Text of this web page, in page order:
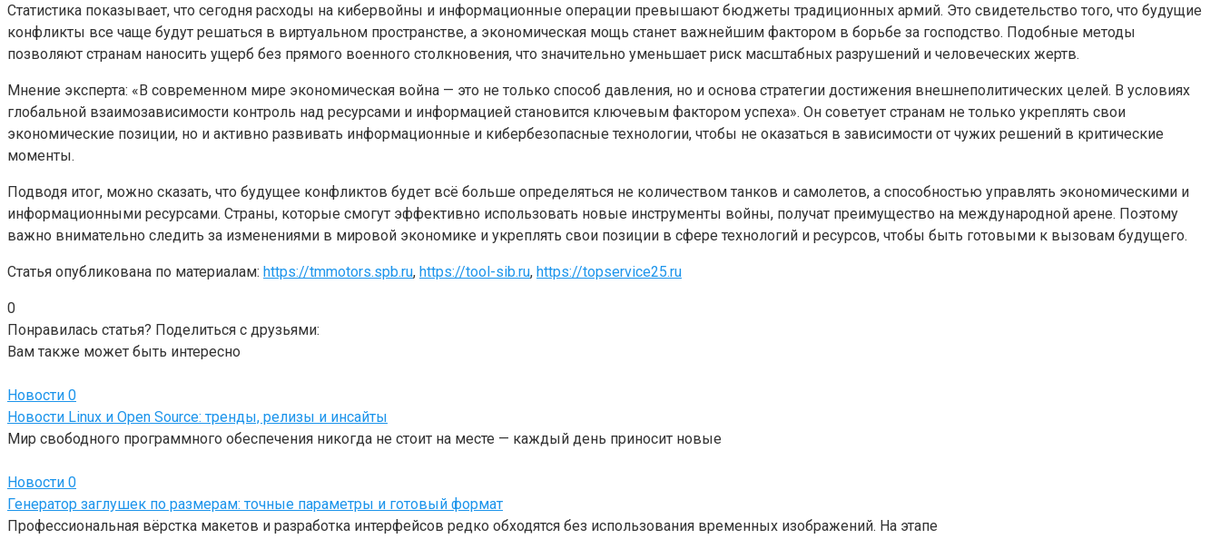
Статистика показывает, что сегодня расходы на кибервойны и информационные операции превышают бюджеты традиционных армий. Это свидетельство того, что будущие
конфликты все чаще будут решаться в виртуальном пространстве, а экономическая мощь станет важнейшим фактором в борьбе за господство. Подобные методы
позволяют странам наносить ущерб без прямого военного столкновения, что значительно уменьшает риск масштабных разрушений и человеческих жертв.
Мнение эксперта: «В современном мире экономическая война — это не только способ давления, но и основа стратегии достижения внешнеполитических целей. В условиях
глобальной взаимозависимости контроль над ресурсами и информацией становится ключевым фактором успеха». Он советует странам не только укреплять свои
экономические позиции, но и активно развивать информационные и кибербезопасные технологии, чтобы не оказаться в зависимости от чужих решений в критические
моменты.
Подводя итог, можно сказать, что будущее конфликтов будет всё больше определяться не количеством танков и самолетов, а способностью управлять экономическими и
информационными ресурсами. Страны, которые смогут эффективно использовать новые инструменты войны, получат преимущество на международной арене. Поэтому
важно внимательно следить за изменениями в мировой экономике и укреплять свои позиции в сфере технологий и ресурсов, чтобы быть готовыми к вызовам будущего.
Статья опубликована по материалам: https://tmmotors.spb.ru, https://tool-sib.ru, https://topservice25.ru
0
Понравилась статья? Поделиться с друзьями:
Вам также может быть интересно
Новости 0
Новости Linux и Open Source: тренды, релизы и инсайты
Мир свободного программного обеспечения никогда не стоит на месте — каждый день приносит новые
Новости 0
Генератор заглушек по размерам: точные параметры и готовый формат
Профессиональная вёрстка макетов и разработка интерфейсов редко обходятся без использования временных изображений. На этапе